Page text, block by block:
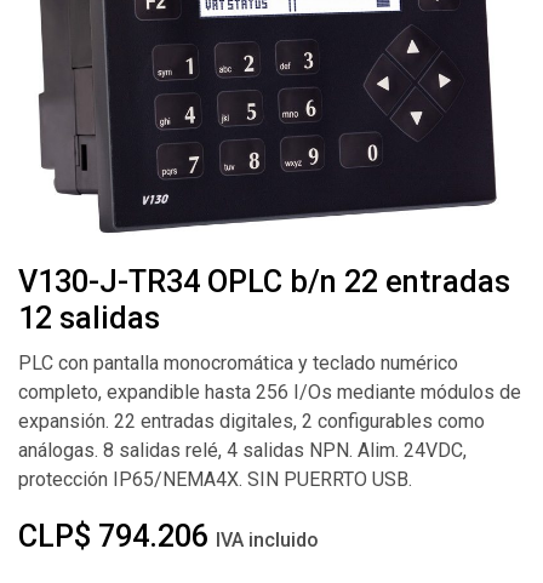
V130-J-TR34 OPLC b/n 22 entradas
12 salidas
PLC con pantalla monocromática y teclado numérico
completo, expandible hasta 256 I/Os mediante módulos de
expansión. 22 entradas digitales, 2 configurables como
análogas. 8 salidas relé, 4 salidas NPN. Alim. 24VDC,
protección IP65/NEMA4X. SIN PUERRTO USB.
CLP$ 794.206 IVA incluido